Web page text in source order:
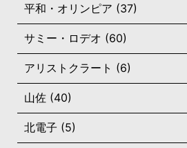
平和・オリンピア (37)
サミー・ロデオ (60)
アリストクラート (6)
山佐 (40)
北電子 (5)